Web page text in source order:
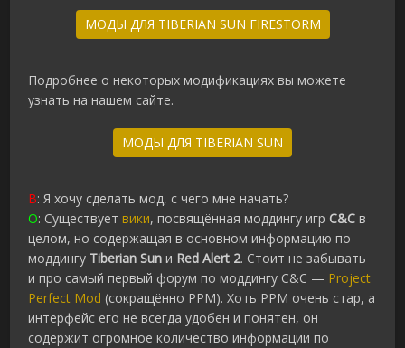
МОДЫ ДЛЯ TIBERIAN SUN FIRESTORM
Подробнее о некоторых модификациях вы можете
узнать на нашем сайте.
МОДЫ ДЛЯ TIBERIAN SUN
В: Я хочу сделать мод, с чего мне начать?
О: Существуетвики, посвящённая моддингу игр C&C в
целом, но содержащая в основном информацию по
моддингу Tiberian Sun и Red Alert 2. Стоит не забывать
и про самый первый форум по моддингу C&C — Project
Perfect Mod (сокращённо PPM). Хоть PPM очень стар, а
интерфейс его не всегда удобен и понятен, он
содержит огромное количество информации по